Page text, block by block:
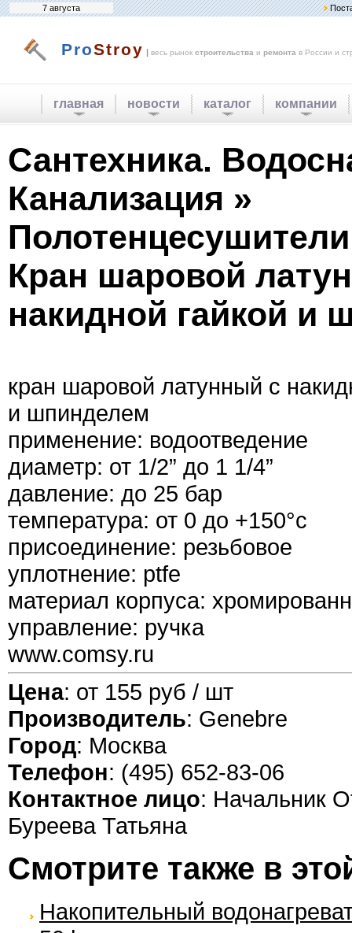
7 августа
ProStroy | весь рынок строительства и ремонта в России и
главная новости каталог компании
Сантехника.
Канализация »
Кран шаровой
накидной гайкой и
кран шаровой латунный с
и шпинделем
применение: водоотведение
диаметр: от 1/2” до 1 1/4”
давление: до 25 бар
температура: от 0 до +150°c
присоединение: резьбовое
уплотнение: ptfe
материал корпуса:
управление: ручка
www.comsy.ru
Цена: от 155 руб / шт
Производитель: Genebre
Город: Москва
Телефон: (495) 652-83-06
Контактное лицо: Начальник
Буреева Татьяна
Смотрите также в
Накопительный